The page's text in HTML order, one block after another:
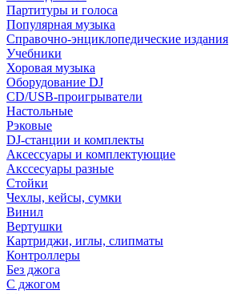
Партитуры и голоса
Популярная музыка
Справочно-энциклопедические издания
Учебники
Хоровая музыка
Оборудование DJ
CD/USB-проигрыватели
Настольные
Рэковые
DJ-станции и комплекты
Аксессуары и комплектующие
Акссесуары разные
Стойки
Чехлы, кейсы, сумки
Винил
Вертушки
Картриджи, иглы, слипматы
Контроллеры
Без джога
С джогом